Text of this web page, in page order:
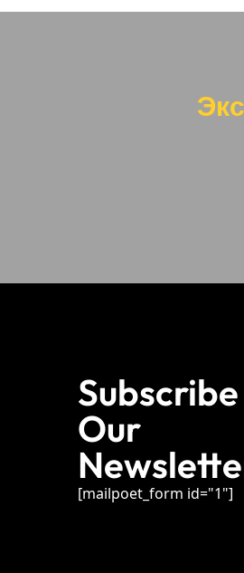
Our
[mailpoet_form id="1"]